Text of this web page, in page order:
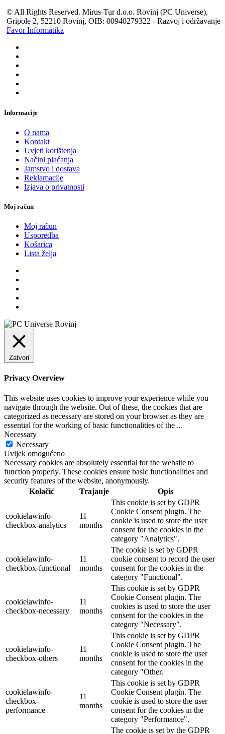
© All Rights Reserved. Mirus-Tur d.o.o. Rovinj (PC Universe),
Gripole 2, 52210 Rovinj, OIB: 00940279322 - Razvoj i održavanje
Favor Informatika
Informacije
O nama
Kontakt
Uvjeti korištenja
Načini plaćanja
Jamstvo i dostava
Reklamacije
Izjava o privatnosti
Moj račun
Moj račun
Usporedba
Košarica
Lista želja
Zatvori
Privacy Overview
This website uses cookies to improve your experience while you
navigate through the website. Out of these, the cookies that are
categorized as necessary are stored on your browser as they are
essential for the working of basic functionalities of the ...
Necessary
Necessary
Uvijek omogućeno
Necessary cookies are absolutely essential for the website to
function properly. These cookies ensure basic functionalities and
security features of the website, anonymously.
Kolačić
Trajanje Opis
cookielawinfo-
checkbox-analytics
11
months
This cookie is set by GDPR
Cookie Consent plugin. The
cookie is used to store the user
consent for the cookies in the
category "Analytics".
cookielawinfo-
checkbox-functional
11
months
The cookie is set by GDPR
cookie consent to record the user
consent for the cookies in the
category "Functional".
cookielawinfo-
checkbox-necessary
11
months
This cookie is set by GDPR
Cookie Consent plugin. The
cookies is used to store the user
consent for the cookies in the
category "Necessary".
cookielawinfo-
checkbox-others
11
months
This cookie is set by GDPR
Cookie Consent plugin. The
cookie is used to store the user
consent for the cookies in the
category "Other.
cookielawinfo-
checkbox-
performance
11
months
This cookie is set by GDPR
Cookie Consent plugin. The
cookie is used to store the user
consent for the cookies in the
category "Performance".
The cookie is set by the GDPR